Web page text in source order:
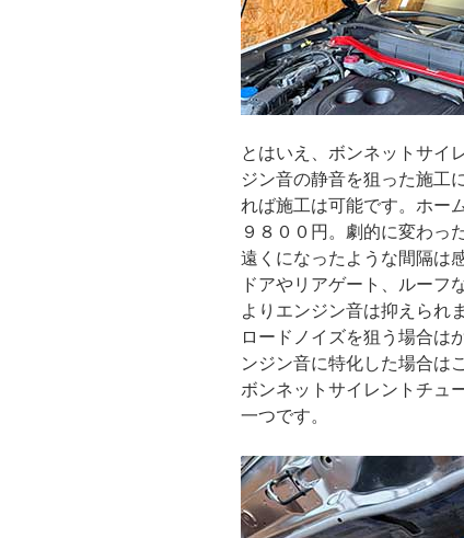
とはいえ、ボンネットサイ
ジン音の静音を狙った施工
れば施工は可能です。ホー
９８００円。劇的に変わっ
遠くになったような間隔は
ドアやリアゲート、ルーフ
よりエンジン音は抑えられ
ロードノイズを狙う場合は
ンジン音に特化した場合は
ボンネットサイレントチュ
一つです。